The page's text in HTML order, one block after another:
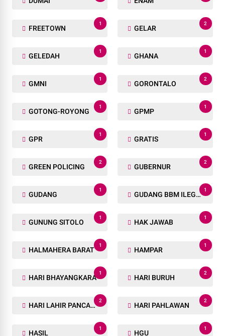
FREETOWN
1
GELAR
2
GELEDAH
1
GHANA
1
GMNI
1
GORONTALO
2
GOTONG-ROYONG
1
GPMP
1
GPR
1
GRATIS
1
GREEN POLICING
2
GUBERNUR
2
GUDANG
1
GUDANG BBM ILEGAL
1
GUNUNG SITOLO
1
HAK JAWAB
1
HALMAHERA BARAT
1
HAMPAR
1
HARI BHAYANGKARA
1
HARI BURUH
2
HARI LAHIR PANCASILA
2
HARI PAHLAWAN
2
HASIL
1
HGU
1